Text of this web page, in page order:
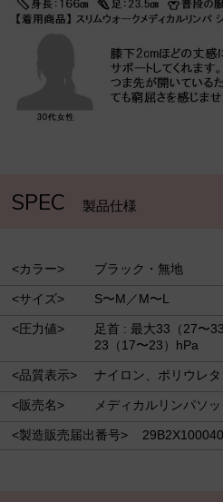
SPEC 製品仕様
<カラー> ブラック・無地
<サイズ> S〜M／M〜L
<圧力値>
足首 : 最大33（27〜
23（17〜23）hPa
<品質表示> ナイロン、ポリウレタ
<販売名> メディカルリンパソ
<製造販売届出番号>